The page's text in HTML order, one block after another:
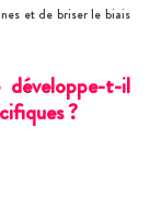
et de briser le biais
t-il
?